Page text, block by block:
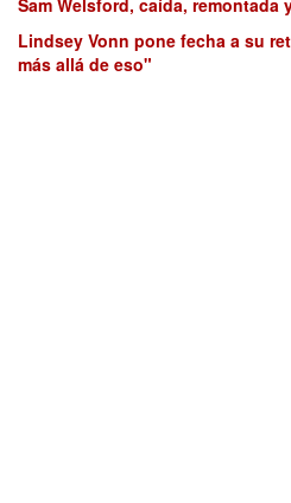
Sam Welsford, caída, remontada
Lindsey Vonn pone fecha a su
más allá de eso"